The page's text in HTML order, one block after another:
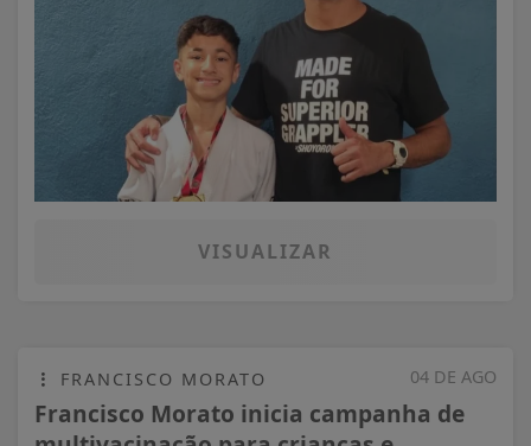
VISUALIZAR
04 DE AGO
FRANCISCO MORATO
Francisco Morato inicia campanha de